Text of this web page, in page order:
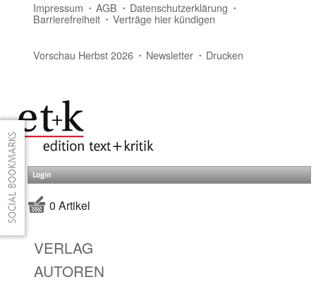
Impressum AGB Datenschutzerklärung
Barrierefreiheit Verträge hier kündigen
Vorschau Herbst 2026 Newsletter Drucken
Login
0 Artikel
VERLAG
AUTOREN